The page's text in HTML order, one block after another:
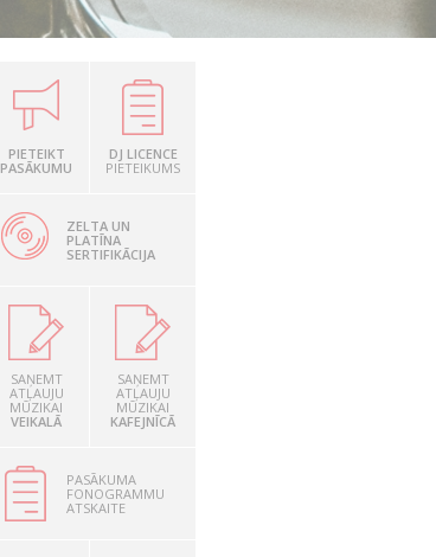
PIETEIKT
PASĀKUMU
DJ LICENCE
PIETEIKUMS
ZELTA UN
PLATĪNA
SERTIFIKĀCIJA
SAŅEMT
ATĻAUJU
MŪZIKAI
VEIKALĀ
SAŅEMT
ATĻAUJU
MŪZIKAI
KAFEJNĪCĀ
PASĀKUMA
FONOGRAMMU
ATSKAITE